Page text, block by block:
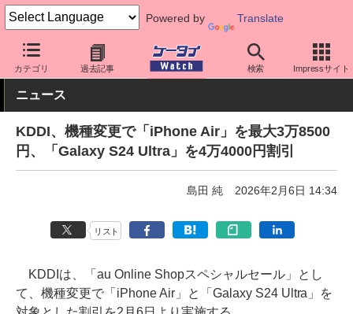
Powered by Translate
カテゴリ 過去記事 検索 Impressサイト
ケータイ Watch キャリア au 料金プラン・割引
ニュース
KDDI、機種変更で「iPhone Air」を最大3万8500
円、「Galaxy S24 Ultra」を4万4000円割引
島田 純 2026年2月6日 14:34
リスト
KDDIは、「au Online Shopスペシャルセール」とし
て、機種変更で「iPhone Air」と「Galaxy S24 Ultra」を